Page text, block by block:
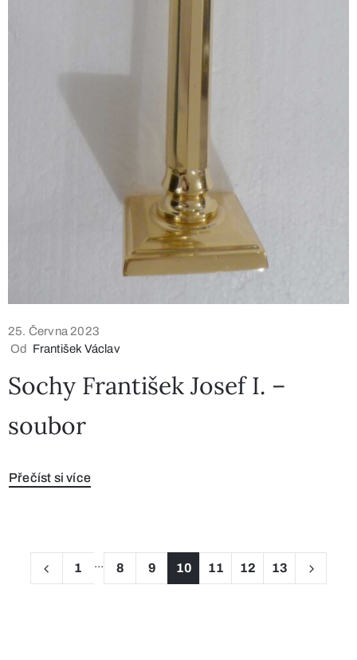
25. Června 2023
Od
František Václav
Sochy František Josef I. –
soubor
Přečíst si více
1 ... 8 9 10 11 12 13